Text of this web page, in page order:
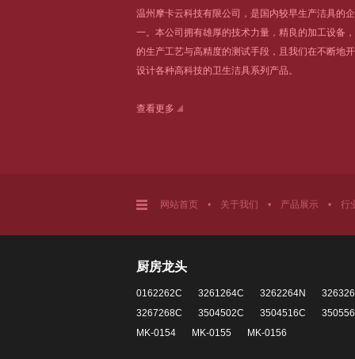
温州摩卡云科技有限公司，是国内较早生产洁具的
一。本公司拥有雄厚的技术力量，精良的加工设备
的生产工艺与高精度的测试手段，且我们在不断地
设计各种高科技的卫生洁具系列产品。
查看更多
网站首页 • 关于我们 • 产品展示 • 行
厨房龙头
0162262C 3261264C 3262264N
3267268C
3504502C 3504516C
MK-0154
MK-0155 MK-0156